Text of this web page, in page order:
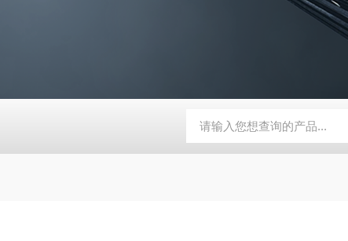
京都电子汞测量和控制软件 GVA-710KEM京都电子燃气量